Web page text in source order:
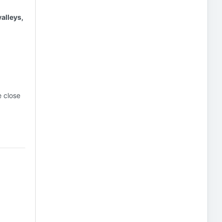
close